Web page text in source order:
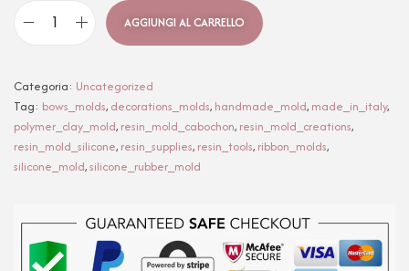
AGGIUNGI AL CARRELLO
Categoria: Uncategorized
Tag: bows_molds, decorations_molds, handmade_mold, made_in_italy,
polymer_clay_mold, resin_mold_cabochon, resin_mold_creations,
resin_mold_silicone, resin_supplies, resin_tools, ribbon_molds,
silicone_mold,silicone_rubber_mold